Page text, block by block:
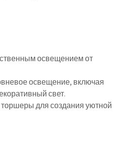
освещением от
освещение, включая
свет.
для создания уютной